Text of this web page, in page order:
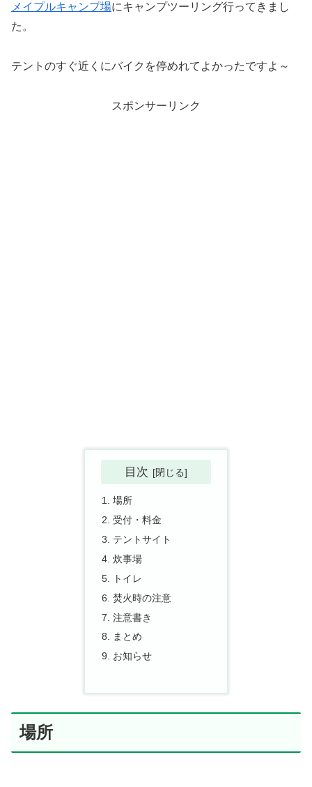
メイプルキャンプ場にキャンプツーリング行ってきまし
た。
テントのすぐ近くにバイクを停めれてよかったですよ～
スポンサーリンク
目次
場所
受付・料金
テントサイト
炊事場
トイレ
焚火時の注意
注意書き
まとめ
お知らせ
場所